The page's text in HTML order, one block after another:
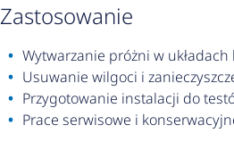
zastosowanie
Wytwarzanie próżni w
Usuwanie wilgoci i
Przygotowanie instalacji do
Prace serwisowe i